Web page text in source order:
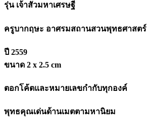
รุ่น เจ้าสัวมหาเศรษฐี
ครูบากฤษะ อาศรมสถานสวนพุทธศาสตร์
ปี 2559
ขนาด 2 x 2.5 cm
ตอกโค้ตและหมายเลขกำกับทุกองค์
พุทธคุณเด่นด้านเมตตามหานิยม